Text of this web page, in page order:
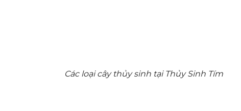
Các loại cây thủy sinh tại Thủy Sinh Tím